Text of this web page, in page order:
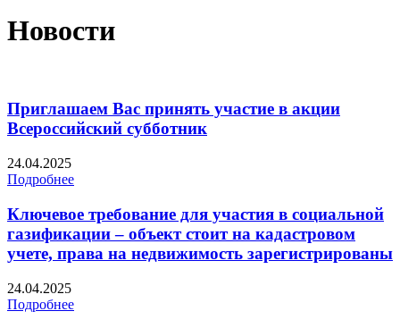
Новости
Приглашаем Вас принять участие в акции
Всероссийский субботник
24.04.2025
Подробнее
Ключевое требование для участия в социальной
газификации – объект стоит на кадастровом
учете, права на недвижимость зарегистрированы
24.04.2025
Подробнее